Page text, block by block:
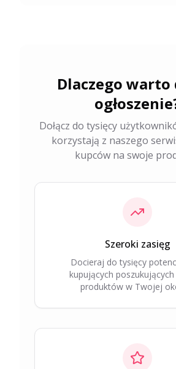
Dlaczego warto
Dołącz do tysięcy
korzystają z naszego
kupców na swoje
Szeroki zasięg
Docieraj do tysięcy
kupujących
produktów w Twojej